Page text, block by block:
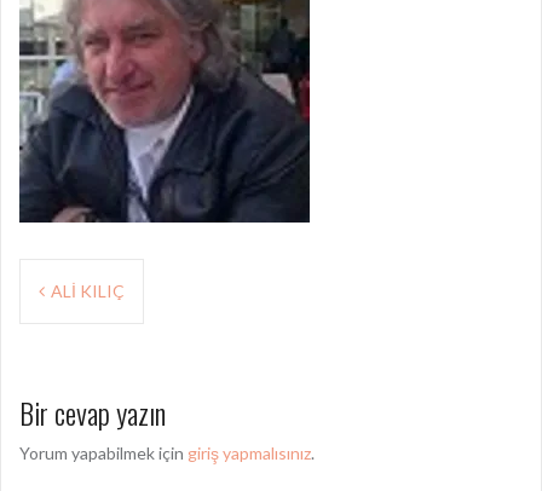
ı
d
ALİ KILIÇ
Bir cevap yazın
Yorum yapabilmek için giriş yapmalısınız.